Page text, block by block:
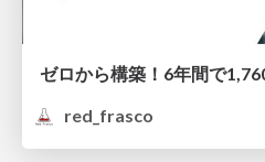
red_frasco